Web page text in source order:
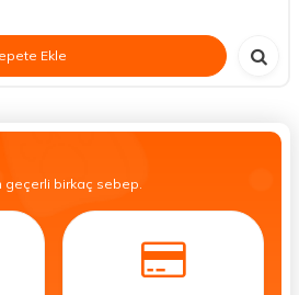
Ekle
geçerli birkaç sebep.